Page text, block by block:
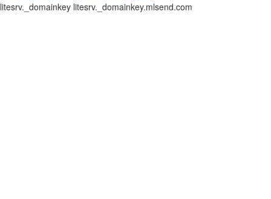
litesrv._domainkey litesrv._domainkey.mlsend.com